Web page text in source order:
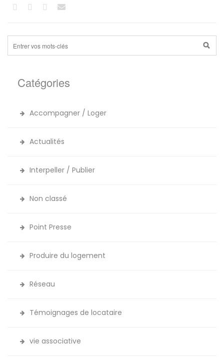
Catégories
Accompagner / Loger
Actualités
Interpeller / Publier
Non classé
Point Presse
Produire du logement
Réseau
Témoignages de locataire
vie associative